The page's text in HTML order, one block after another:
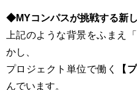
◆MYコンパスが挑戦する新
上記のような背景をふまえ
かし、
プロジェクト単位で働く
【
んでいます。